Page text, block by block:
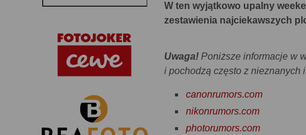
W ten wyjątkowo upalny
zestawienia najciekawszych
Uwaga! Poniższe informacje w
i pochodzą często z nieznanych
canonrumors.com
nikonrumors.com
photorumors.com